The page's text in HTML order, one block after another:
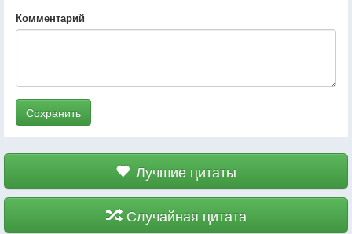
Комментарий
Сохранить
Лучшие цитаты
Случайная цитата